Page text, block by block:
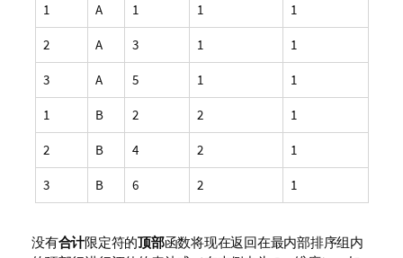
1 A 1 1 1
2 A 3 1 1
3 A 5 1 1
1 B 2 2 1
2 B 4 2 1
3 B 6 2 1
没有合计限定符的顶部函数将现在返回在最内部排序组内